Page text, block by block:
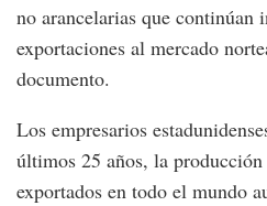
no arancelarias que continúan
exportaciones al mercado
documento.
Los empresarios
últimos 25 años, la
exportados en todo el mundo